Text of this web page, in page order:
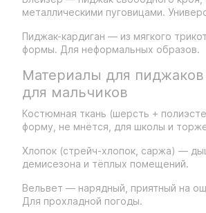
металлическими пуговицами.
Пиджак-кардиган — из мягкого
формы. Для неформальных образов.
Материалы для
для мальчиков
Костюмная ткань (шерсть +
форму, не мнётся, для школы и
Хлопок (стрейч-хлопок, саржа) —
демисезона и тёплых помещений.
Вельвет — нарядный, приятный на
Для прохладной погоды.